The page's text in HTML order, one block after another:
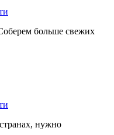
больше свежих
нужно